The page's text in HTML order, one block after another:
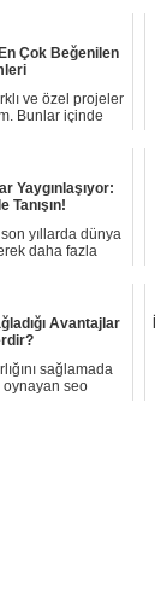
Çok Beğenilen
ve özel projeler
Bunlar içinde
Yaygınlaşıyor:
Tanışın!
yıllarda dünya
daha fazla
Avantajlar
sağlamada
seo